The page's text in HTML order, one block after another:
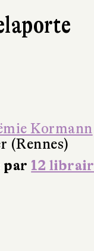
Kormann
(Rennes)
par 12